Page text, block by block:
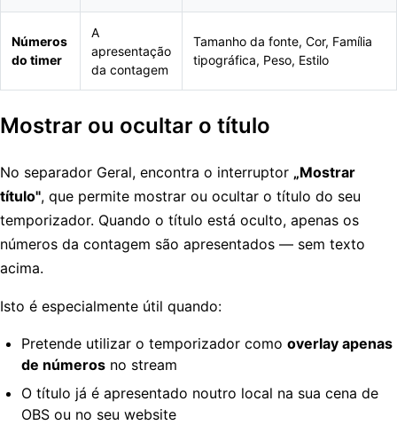
Números
do timer
A
apresentação
da contagem
Tamanho da fonte, Cor, Família
tipográfica, Peso, Estilo
Mostrar ou ocultar o título
No separador Geral, encontra o interruptor „Mostrar
título", que permite mostrar ou ocultar o título do seu
temporizador. Quando o título está oculto, apenas os
números da contagem são apresentados — sem texto
acima.
Isto é especialmente útil quando:
Pretende utilizar o temporizador como overlay apenas
de números no stream
O título já é apresentado noutro local na sua cena de
OBS ou no seu website